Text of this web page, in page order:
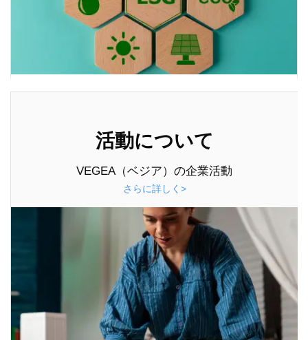
活動について
VEGEA（ベジア）の企業活動
さらに詳しく>